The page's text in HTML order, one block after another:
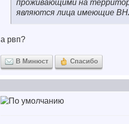
проживающими на
являются лица имеющие
а рвп?
В Минюст Спасибо